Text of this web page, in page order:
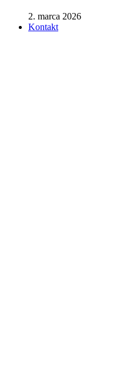
2. marca 2026
Kontakt